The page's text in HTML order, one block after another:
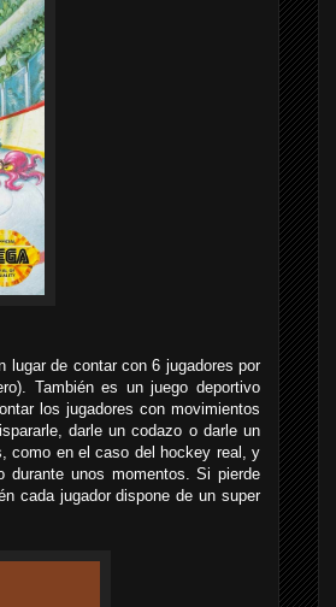
lugar de contar con 6 jugadores por
También es un juego deportivo
los jugadores con movimientos
darle un codazo o darle un
como en el caso del hockey real, y
durante unos momentos. Si pierde
cada jugador dispone de un super